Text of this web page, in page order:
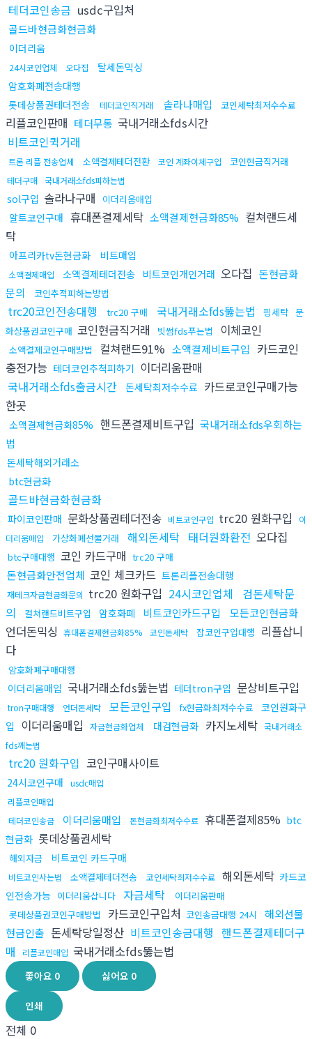
테더코인송금 usdc구입처
골드바현금화현금화
이더리움
24시코인업체 오다집
탈세돈믹싱
암호화폐전송대행
롯데상품권테더전송
테더코인직거래 솔라나매입 코인세탁최저수수료
리플코인판매 테더무통 국내거래소fds시간
비트코인퀵거래
트론 리플 전송업체 소액결제테더전환 코인 계좌이체구입 코인현금직거래
테더구매 국내거래소fds피하는법
sol구입 솔라나구매 이더리움매입
알트코인구매 휴대폰결제세탁 소액결제현금화85% 컬쳐랜드세
탁
아프리카tv돈현금화 비트매입
소액결제매입 소액결제테더전송 비트코인개인거래 오다집 돈현금화
문의
코인추적피하는방법
trc20코인전송대행 trc20 구매 국내거래소fds뚫는법 핑세탁 문
화상품권코인구매 코인현금직거래 빗썸fds푸는법 이체코인
소액결제코인구매방법 컬쳐랜드91% 소액결제비트구입
카드코인
충전가능 테더코인추척피하기 이더리움판매
국내거래소fds출금시간 돈세탁최저수수료 카드로코인구매가능
한곳
소액결제현금화85% 핸드폰결제비트구입 국내거래소fds우회하는
법
돈세탁해외거래소
btc현금화
골드바현금화현금화
파이코인판매 문화상품권테더전송 비트코인구입 trc20 원화구입
이
더리움매입
가상화폐선물거래 해외돈세탁 태더원화환전 오다집
btc구매대행 코인 카드구매 trc20 구매
돈현금화안전업체 코인 체크카드 트론리플전송대행
재테크자금현금화문의 trc20 원화구입 24시코인업체
검돈세탁문
의
컬쳐랜드비트구입 암호화폐 비트코인카드구입 모든코인현금화
언더돈믹싱 휴대폰결제현금화85% 코인돈세탁 잡코인구입대행 리플삽니
다
암호화폐구매대행
이더리움매입 국내거래소fds뚫는법 테더tron구입 문상비트구입
tron구매대행 언더돈세탁 모든코인구입 fx현금화최저수수료
코인원화구
입 이더리움매입 자금현금화업체 대검현금화 카지노세탁 국내거래소
fds깨는법
trc20 원화구입 코인구매사이트
24시코인구매
usdc매입
리플코인매입
테더코인송금
이더리움매입 돈현금화최저수수료 휴대폰결제85% btc
현금화 롯데상품권세탁
해외자금 비트코인 카드구매
비트코인사는법 소액결제테더전송 코인세탁최저수수료 해외돈세탁 카드코
인전송가능 이더리움삽니다 자금세탁
이더리움판매
롯데상품권코인구매방법
카드코인구입처 코인송금대행 24시
해외선물
현금인출 돈세탁당일정산 비트코인송금대행 핸드폰결제테더구
매
리플코인매입 국내거래소fds뚫는법
좋아요 0 싫어요 0
인쇄
전체 0